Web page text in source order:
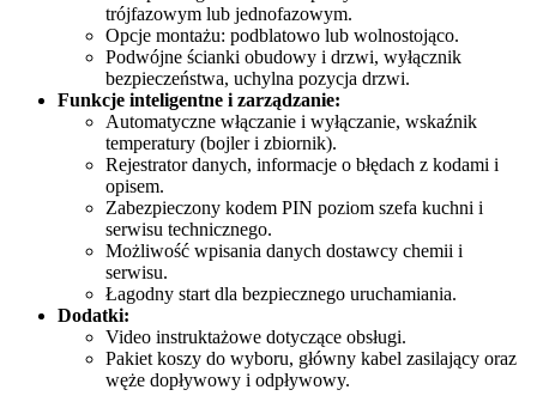
trójfazowym lub jednofazowym.
Opcje montażu: podblatowo lub wolnostojąco.
Podwójne ścianki obudowy i drzwi, wyłącznik
bezpieczeństwa, uchylna pozycja drzwi.
Funkcje inteligentne i zarządzanie:
Automatyczne włączanie i wyłączanie, wskaźnik
temperatury (bojler i zbiornik).
Rejestrator danych, informacje o błędach z kodami i
opisem.
Zabezpieczony kodem PIN poziom szefa kuchni i
serwisu technicznego.
Możliwość wpisania danych dostawcy chemii i
serwisu.
Łagodny start dla bezpiecznego uruchamiania.
Dodatki:
Video instruktażowe dotyczące obsługi.
Pakiet koszy do wyboru, główny kabel zasilający oraz
węże dopływowy i odpływowy.